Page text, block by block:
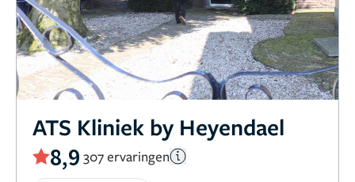
ATS Kliniek by Heyendael
8,9 307 ervaringen